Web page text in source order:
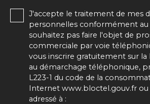
J'accepte le traitement de mes
personnelles conformément au
souhaitez pas faire l'objet de
commerciale par voie
vous inscrire gratuitement sur
au démarchage téléphonique,
L223-1 du code de la
Internet www.bloctel.gouv.fr
adressé à :